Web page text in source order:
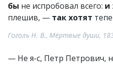
бы не испробовал всего: и
плешив, — такхотят
Гоголь Н. В., Мёртвые души,
— Не я-с, Петр Петрович,